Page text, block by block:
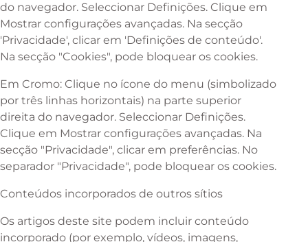
do navegador. Seleccionar Definições. Clique em
Mostrar configurações avançadas. Na secção
'Privacidade', clicar em 'Definições de conteúdo'.
Na secção "Cookies", pode bloquear os cookies.
Em Cromo: Clique no ícone do menu (simbolizado
por três linhas horizontais) na parte superior
direita do navegador. Seleccionar Definições.
Clique em Mostrar configurações avançadas. Na
secção "Privacidade", clicar em preferências. No
separador "Privacidade", pode bloquear os cookies.
Conteúdos incorporados de outros sítios
Os artigos deste site podem incluir conteúdo
incorporado (por exemplo, vídeos, imagens,